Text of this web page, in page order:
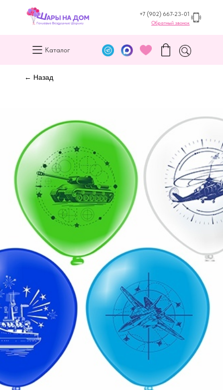
+7 (902) 667-23-01
Обратный звонок
Каталог
← Назад